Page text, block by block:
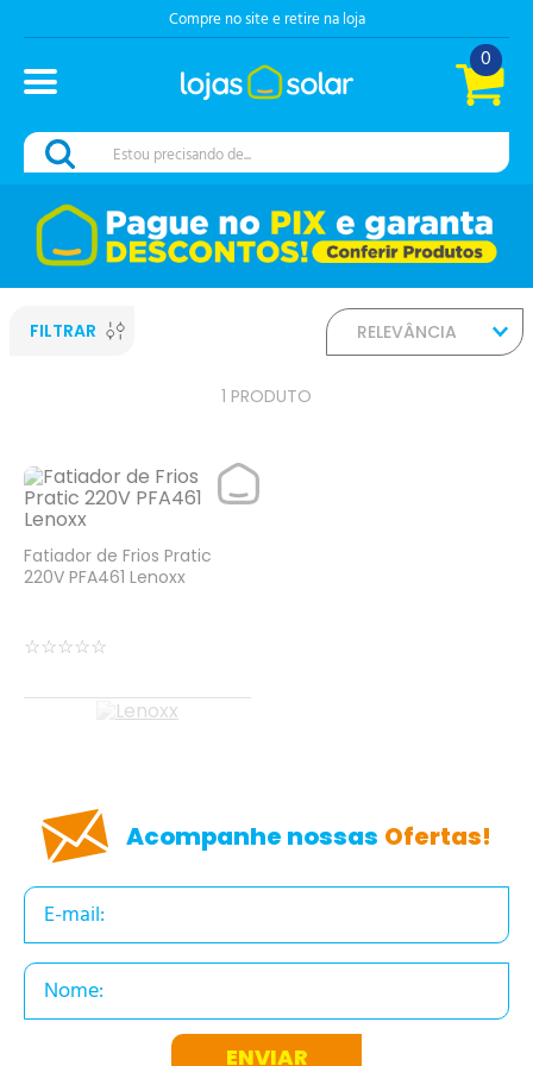
Compre no site e retire na loja
0
Estou precisando de...
FILTRAR RELEVÂNCIA
1 PRODUTO
Fatiador de Frios Pratic
220V PFA461 Lenoxx
☆☆☆☆☆
Acompanhe nossas Ofertas!
ENVIAR